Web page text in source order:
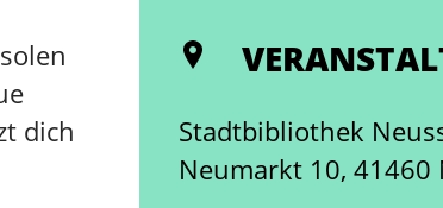
dich
Stadtbibliothek
Neumarkt 10, 41460